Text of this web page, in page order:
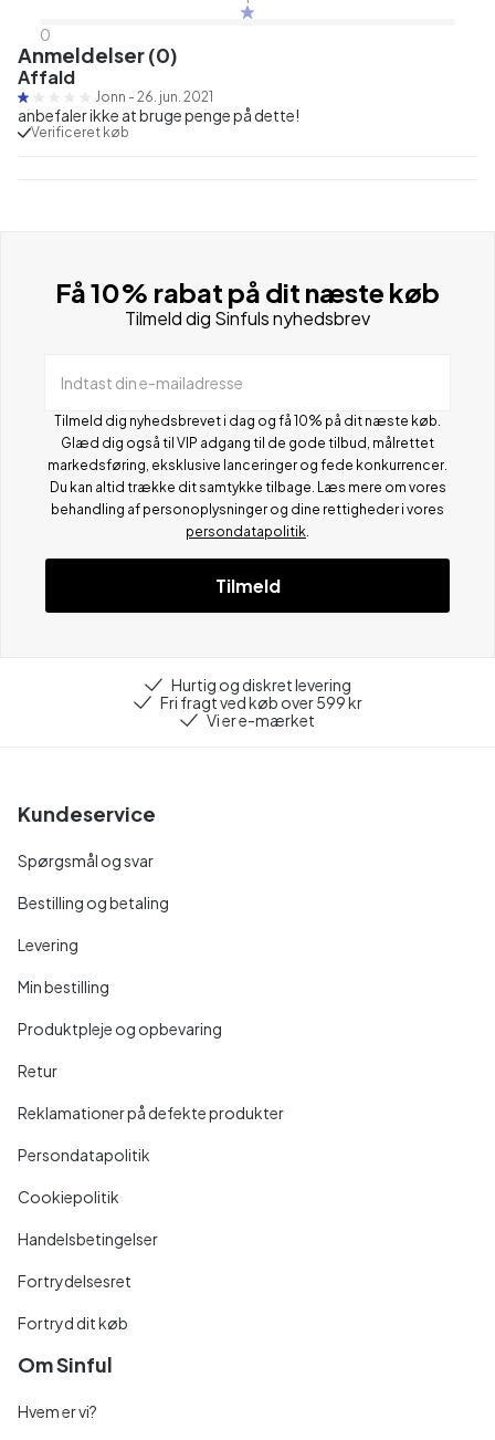
0
Anmeldelser (0)
Affald
Jonn - 26. jun. 2021
anbefaler ikke at bruge penge på dette!
Verificeret køb
Få 10% rabat på dit næste køb
Tilmeld dig Sinfuls nyhedsbrev
Indtast din e-mailadresse
Tilmeld dig nyhedsbrevet i dag og få 10% på dit næste køb.
Glæd dig også til VIP adgang til de gode tilbud, målrettet
markedsføring, eksklusive lanceringer og fede konkurrencer.
Du kan altid trække dit samtykke tilbage. Læs mere om vores
behandling af personoplysninger og dine rettigheder i vores
persondatapolitik
Tilmeld
Hurtig og diskret levering
Fri fragt ved køb over 599 kr
Vi er e-mærket
Kundeservice
Spørgsmål og svar
Bestilling og betaling
Levering
Min bestilling
Produktpleje og opbevaring
Retur
Reklamationer på defekte produkter
Persondatapolitik
Cookiepolitik
Handelsbetingelser
Fortrydelsesret
Fortryd dit køb
Om Sinful
Hvem er vi?